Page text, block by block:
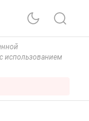
использованием